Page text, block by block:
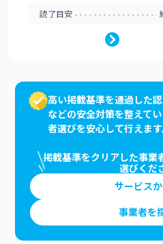
読了目安
高い掲載基準を通過した
などの安全対策を整えて
者選びを安心して行えます
掲載基準をクリアした事業
選びくだ
サービス
事業者を